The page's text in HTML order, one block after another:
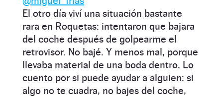
El otro día viví una situación bastante
rara en Roquetas: intentaron que bajara
del coche después de golpearme el
retrovisor. No bajé. Y menos mal, porque
llevaba material de una boda dentro. Lo
cuento por si puede ayudar a alguien: si
algo no te cuadra, no bajes del coche,